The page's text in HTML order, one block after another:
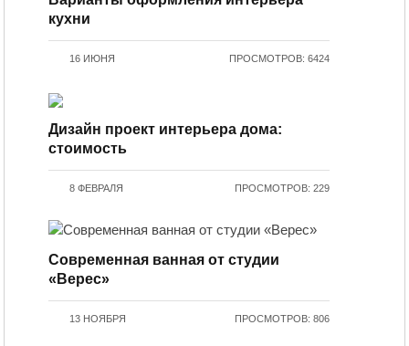
кухни
16 ИЮНЯ ПРОСМОТРОВ: 6424
Дизайн проект интерьера дома:
стоимость
8 ФЕВРАЛЯ ПРОСМОТРОВ: 229
Современная ванная от студии
«Верес»
13 НОЯБРЯ ПРОСМОТРОВ: 806